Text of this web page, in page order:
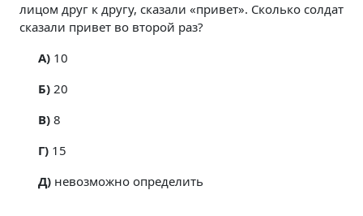
лицом друг к другу, сказали «привет». Сколько солдат
сказали привет во второй раз?
A)10
Б)20
В)8
Г)15
Д)невозможно определить